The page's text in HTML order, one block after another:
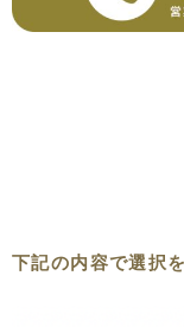
下記の内容で選択